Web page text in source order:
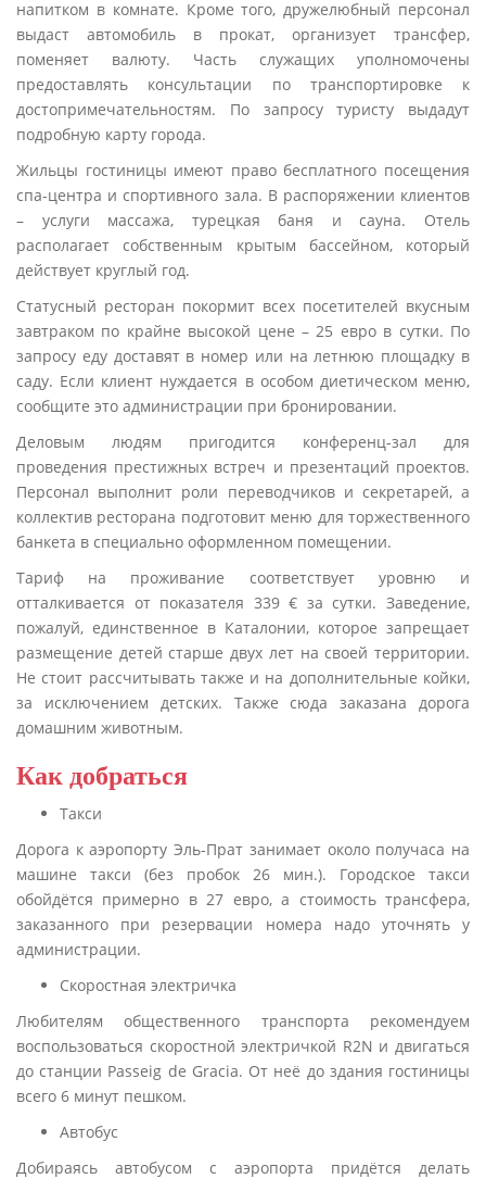
напитком в комнате. Кроме того, дружелюбный персонал
выдаст автомобиль в прокат, организует трансфер,
поменяет валюту. Часть служащих уполномочены
предоставлять консультации по транспортировке к
достопримечательностям. По запросу туристу выдадут
подробную карту города.
Жильцы гостиницы имеют право бесплатного посещения
спа-центра и спортивного зала. В распоряжении клиентов
– услуги массажа, турецкая баня и сауна. Отель
располагает собственным крытым бассейном, который
действует круглый год.
Статусный ресторан покормит всех посетителей вкусным
завтраком по крайне высокой цене – 25 евро в сутки. По
запросу еду доставят в номер или на летнюю площадку в
саду. Если клиент нуждается в особом диетическом меню,
сообщите это администрации при бронировании.
Деловым людям пригодится конференц-зал для
проведения престижных встреч и презентаций проектов.
Персонал выполнит роли переводчиков и секретарей, а
коллектив ресторана подготовит меню для торжественного
банкета в специально оформленном помещении.
Тариф на проживание соответствует уровню и
отталкивается от показателя 339 € за сутки. Заведение,
пожалуй, единственное в Каталонии, которое запрещает
размещение детей старше двух лет на своей территории.
Не стоит рассчитывать также и на дополнительные койки,
за исключением детских. Также сюда заказана дорога
домашним животным.
Как добраться
Такси
Дорога к аэропорту Эль-Прат занимает около получаса на
машине такси (без пробок 26 мин.). Городское такси
обойдётся примерно в 27 евро, а стоимость трансфера,
заказанного при резервации номера надо уточнять у
администрации.
Скоростная электричка
Любителям общественного транспорта рекомендуем
воспользоваться скоростной электричкой R2N и двигаться
до станции Passeig de Gracia. От неё до здания гостиницы
всего 6 минут пешком.
Автобус
Добираясь автобусом с аэропорта придётся делать